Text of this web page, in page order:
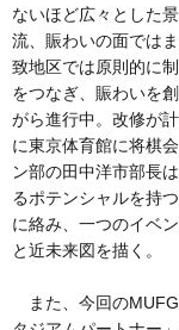
ないほど広々とした
流、賑わいの面では
致地区では原則的に
をつなぎ、賑わいを
がら進行中。改修が
に東京体育館に将棋
ン部の田中洋市部長
るポテンシャルを持
に絡み、一つのイベ
と近未来図を描く。
また、今回の